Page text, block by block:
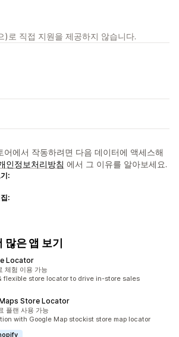
)로 직접 지원을 제공하지 않습니다.
어에서 작동하려면 다음 데이터에 액세스해
인정보처리방침 에서 그 이유를 알아보세요.
:
:
많은 앱 보기
Locator
체험 이용 가능
flexible store locator to drive in-store sales
Store Locator
플랜 사용 가능
with Google Map stockist store map locator